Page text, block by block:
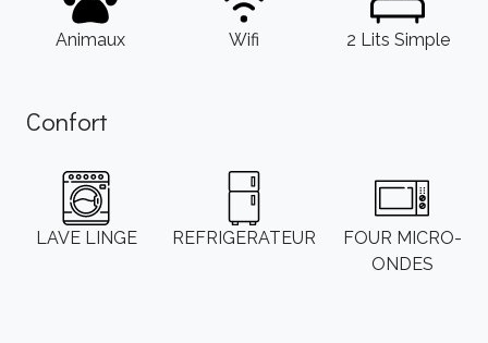
Animaux Wifi 2 Lits Simple
Confort
LAVE LINGE REFRIGERATEUR
FOUR MICRO-
ONDES